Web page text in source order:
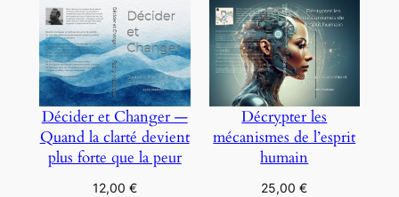
Décider et Changer —
Quand la clarté devient
plus forte que la peur
12,00 €
Décrypter les
mécanismes de l’esprit
humain
25,00€